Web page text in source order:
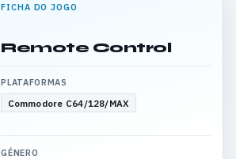
FICHA DO JOGO
Remote Control
PLATAFORMAS
Commodore C64/128/MAX
GÉNERO